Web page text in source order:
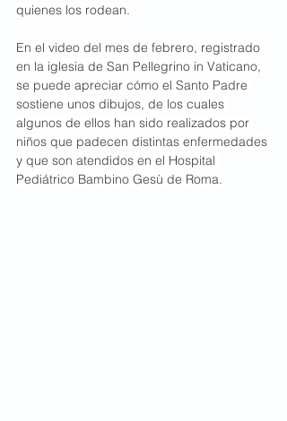
quienes los rodean.
En el video del mes de febrero, registrado
en la iglesia de San Pellegrino in Vaticano,
se puede apreciar cómo el Santo Padre
sostiene unos dibujos, de los cuales
algunos de ellos han sido realizados por
niños que padecen distintas enfermedades
y que son atendidos en el Hospital
Pediátrico Bambino Gesù de Roma.